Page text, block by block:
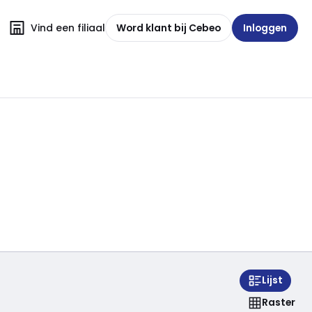
Vind een filiaal Word klant bij Cebeo Inloggen
Lijst
Raster